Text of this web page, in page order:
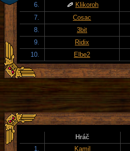
6.
Klikoroh
7.
Cosac
8.
3bit
9.
Ridix
10.
Elbe2
Hráč
1.
Kamil